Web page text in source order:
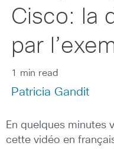
Cisco: la
par
1 min read
Patricia Gandit
En quelques minutes
cette vidéo en